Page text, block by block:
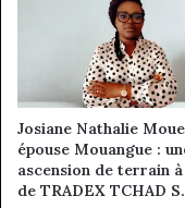
Josiane Nathalie
épouse Mouangue :
ascension de terrain
de TRADEX TCHAD